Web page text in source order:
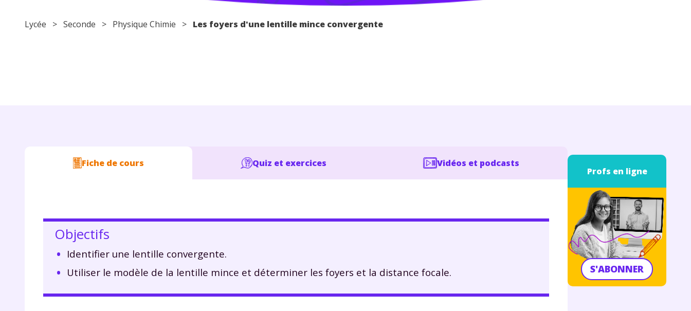
Lycée > Seconde > Physique Chimie > Les foyers d'une lentille mince convergente
Fiche de cours Quiz et exercices Vidéos et podcasts
Objectifs
Identifier une lentille convergente.
Utiliser le modèle de la lentille mince et déterminer les foyers et la distance focale.
Profs en ligne
S'ABONNER